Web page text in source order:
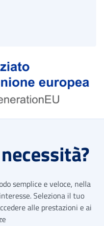
semplice e veloce, nella
Seleziona il tuo
alle prestazioni e ai